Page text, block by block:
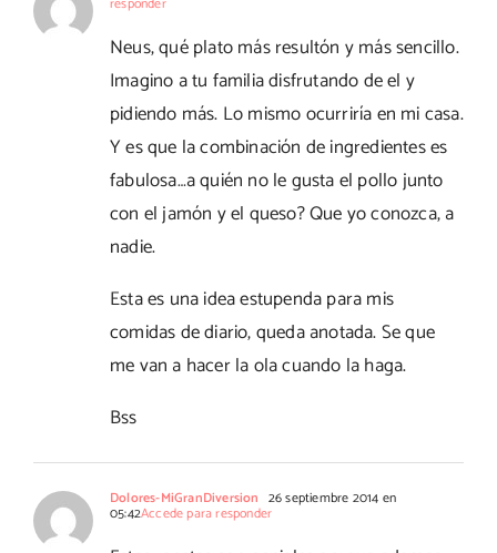
responder
Neus, qué plato más resultón y más sencillo.
Imagino a tu familia disfrutando de el y
pidiendo más. Lo mismo ocurriría en mi casa.
Y es que la combinación de ingredientes es
fabulosa…a quién no le gusta el pollo junto
con el jamón y el queso? Que yo conozca, a
nadie.
Esta es una idea estupenda para mis
comidas de diario, queda anotada. Se que
me van a hacer la ola cuando la haga.
Bss
Dolores-MiGranDiversion 26 septiembre 2014 en
05:42Accede para responder